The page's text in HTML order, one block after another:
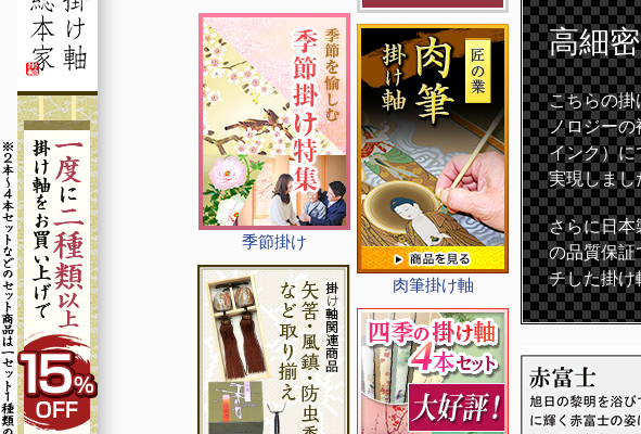
季節掛け
肉筆掛け軸
高細密
こちらの掛
ノロジーの
インク）に
実現しまし
さらに日本
の品質保証
チした掛け